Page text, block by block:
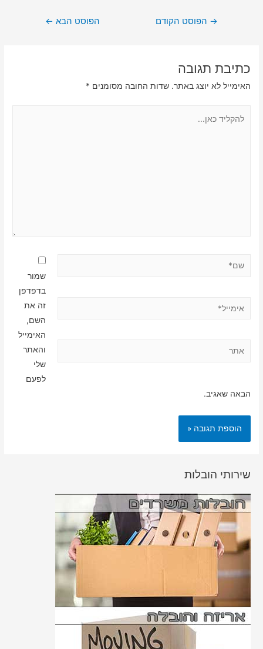
ניווט
→ הפוסט הקודם הפוסט הבא ←
כתיבת תגובה
האימייל לא יוצג באתר. שדות החובה מסומנים *
שמור
בדפדפן
זה את
השם,
האימייל
והאתר
שלי
לפעם
הבאה שאגיב.
שירותי הובלות